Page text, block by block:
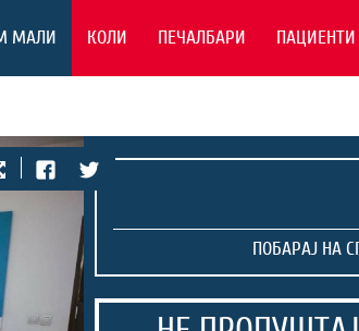
МАЛИ КОЛИ ПЕЧАЛБАРИ ПАЦИЕНТИ